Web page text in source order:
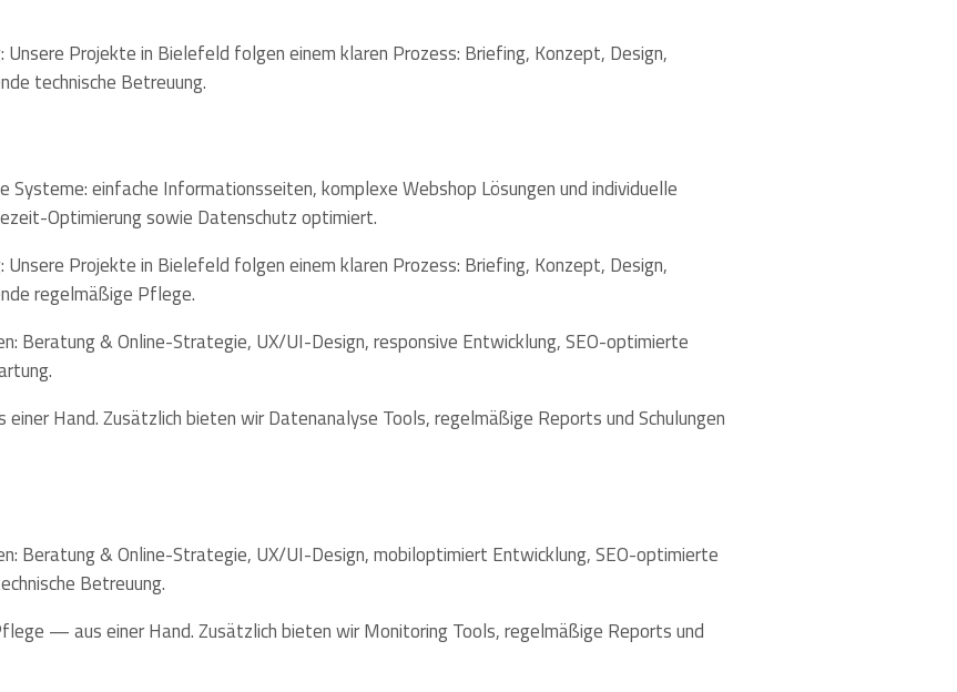
Projekte in Bielefeld folgen einem klaren Prozess: Briefing, Konzept, Design,
technische Betreuung.
einfache Informationsseiten, komplexe Webshop Lösungen und individuelle
Optimierung sowie Datenschutz optimiert.
Projekte in Bielefeld folgen einem klaren Prozess: Briefing, Konzept, Design,
regelmäßige Pflege.
Beratung & Online-Strategie, UX/UI-Design, responsive Entwicklung, SEO-optimierte
Hand. Zusätzlich bieten wir Datenanalyse Tools, regelmäßige Reports und Schulungen
Beratung & Online-Strategie, UX/UI-Design, mobiloptimiert Entwicklung, SEO-optimierte
Betreuung.
— aus einer Hand. Zusätzlich bieten wir Monitoring Tools, regelmäßige Reports und